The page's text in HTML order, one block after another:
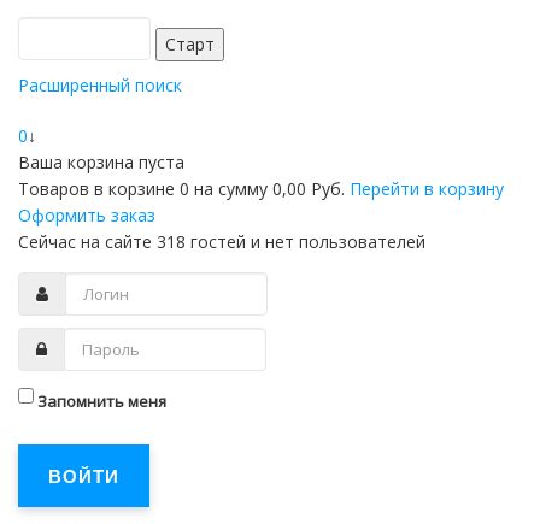
Расширенный поиск
0↓
Ваша корзина пуста
Товаров в корзине 0 на сумму 0,00 Руб. Перейти в корзину
Оформить заказ
Сейчас на сайте 318 гостей и нет пользователей
Запомнить меня
ВОЙТИ